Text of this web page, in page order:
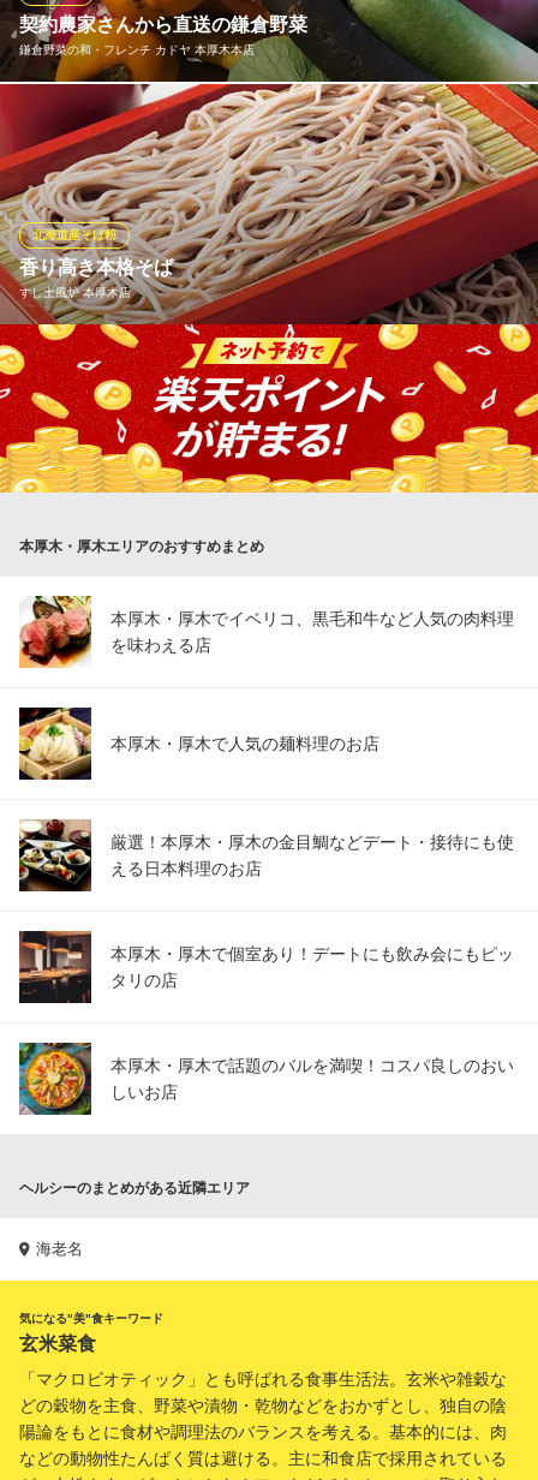
個室居酒屋 炉端とおでん 天ノ恵 本厚木店
夜景と個室 炉端焼き
小田急小田原線本厚木駅 徒歩1分
神奈川県厚木市中町2-1-18 TRUNK本厚木9F
契約農家さんから直送の鎌倉野菜
鎌倉野菜の和・フレンチ カドヤ 本厚木本店
鎌倉の契約農家さんから直送してもらってます。野菜の力強い美
味しさをお楽しみください。
鎌倉野菜の和・フレンチ カドヤ 本厚木本店
古民家風レストラン
小田急小田原線本厚木駅 徒歩3分
神奈川県厚木市中町3-2-20
香り高き本格そば
すし土風炉 本厚木店
北海道産そば粉
土風炉では創業以来「そば」にもこだわっております。 北海道幌
加内産の石臼挽き蕎麦粉と北海道産小麦粉を使用し、毎日店内に
て打ちたての蕎麦を提供いたします。香りの高さとのどごしの良
さを当店のお鮨とあわせてお楽しみ下さい。
小田急線本厚木駅 徒歩1分
本厚木・厚木エリアのおすすめまとめ
本厚木・厚木でイベリコ、黒毛和牛など人気の肉料理
を味わえる店
本厚木・厚木で人気の麺料理のお店
厳選！本厚木・厚木の金目鯛などデート・接待にも使
える日本料理のお店
本厚木・厚木で個室あり！デートにも飲み会にもピッ
タリの店
本厚木・厚木で話題のバルを満喫！コスパ良しのおい
しいお店
ヘルシーのまとめがある近隣エリア
海老名
気になる"美"食キーワード
玄米菜食
「マクロビオティック」とも呼ばれる食事生活法。玄米や雑穀な
どの穀物を主食、野菜や漬物・乾物などをおかずとし、独自の陰
陽論をもとに食材や調理法のバランスを考える。基本的には、肉
などの動物性たんぱく質は避ける。主に和食店で採用されている